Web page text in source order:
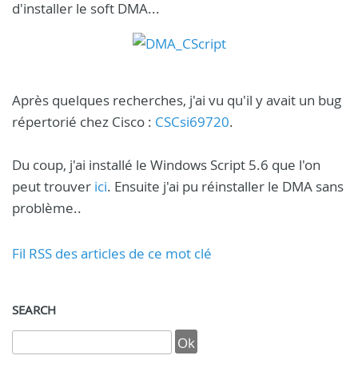
d'installer le soft DMA...
Après quelques recherches, j'ai vu qu'il y avait un bug
répertorié chez Cisco : CSCsi69720.
Du coup, j'ai installé le Windows Script 5.6 que l'on
peut trouver ici. Ensuite j'ai pu réinstaller le DMA sans
problème..
Fil RSS des articles de ce mot clé
SEARCH